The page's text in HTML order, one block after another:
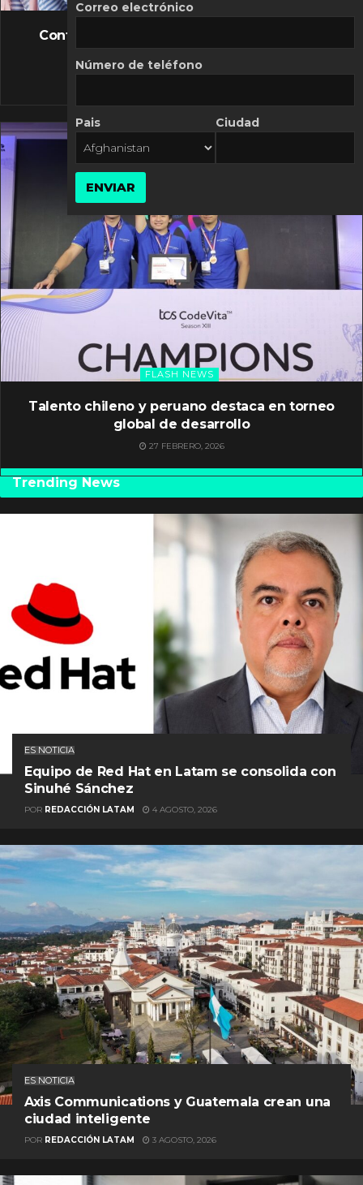
FLASH NEWS
Controversia de Mercado Libre por costos
10 MARZO, 2026
FLASH NEWS
Talento chileno y peruano destaca en torneo
global de desarrollo
27 FEBRERO, 2026
Trending News
ES NOTICIA
Equipo de Red Hat en Latam se consolida con
Sinuhé Sánchez
POR REDACCIÓN LATAM 4 AGOSTO, 2026
ES NOTICIA
Axis Communications y Guatemala crean una
ciudad inteligente
POR REDACCIÓN LATAM 3 AGOSTO, 2026
Correo electrónico
Número de teléfono
Pais Ciudad
ENVIAR